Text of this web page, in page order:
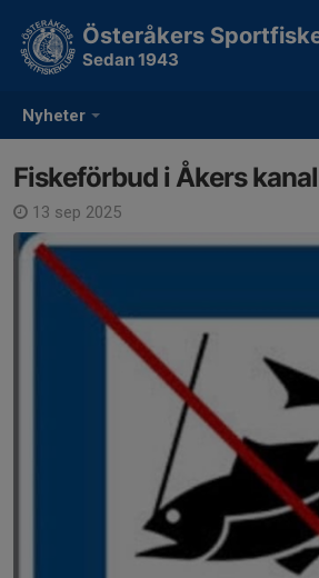
Nyheter
Österåkers
Sedan 1943
Fiskeförbud i Åkers kanal
13 sep 2025